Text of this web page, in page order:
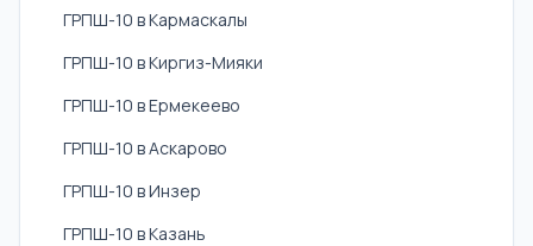
ГРПШ-10 в Кармаскалы
ГРПШ-10 в Киргиз-Мияки
ГРПШ-10 в Ермекеево
ГРПШ-10 в Аскарово
ГРПШ-10 в Инзер
ГРПШ-10 в Казань